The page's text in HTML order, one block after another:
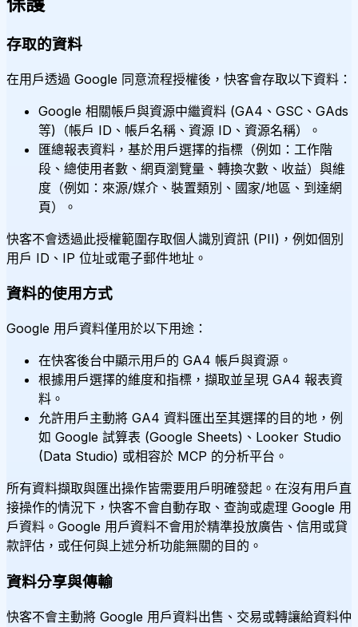
存取的資料
在用戶透過 Google 同意流程授權後，快客會存取以下資料：
Google 相關帳戶與資源中繼資料 (GA4、GSC、GAds
等)（帳戶 ID、帳戶名稱、資源 ID、資源名稱）。
匯總報表資料，基於用戶選擇的指標（例如：工作階
段、總使用者數、網頁瀏覽量、轉換次數、收益）與維
度（例如：來源/媒介、裝置類別、國家/地區、到達網
頁）。
快客不會透過此授權範圍存取個人識別資訊 (PII)，例如個別
用戶 ID、IP 位址或電子郵件地址。
資料的使用方式
Google 用戶資料僅用於以下用途：
在快客後台中顯示用戶的 GA4 帳戶與資源。
根據用戶選擇的維度和指標，擷取並呈現 GA4 報表資
料。
允許用戶主動將 GA4 資料匯出至其選擇的目的地，例
如 Google 試算表 (Google Sheets)、Looker Studio
(Data Studio) 或相容於 MCP 的分析平台。
所有資料擷取與匯出操作皆需要用戶明確發起。在沒有用戶直
接操作的情況下，快客不會自動存取、查詢或處理 Google 用
戶資料。Google 用戶資料不會用於精準投放廣告、信用或貸
款評估，或任何與上述分析功能無關的目的。
資料分享與傳輸
快客不會主動將 Google 用戶資料出售、交易或轉讓給資料仲